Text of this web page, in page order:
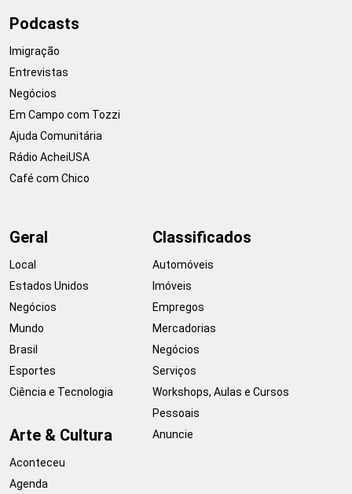
Podcasts
Imigração
Entrevistas
Negócios
Em Campo com Tozzi
Ajuda Comunitária
Rádio AcheiUSA
Café com Chico
Geral
Local
Estados Unidos
Negócios
Mundo
Brasil
Esportes
Ciência e Tecnologia
Arte & Cultura
Aconteceu
Agenda
Classificados
Automóveis
Imóveis
Empregos
Mercadorias
Negócios
Serviços
Workshops, Aulas e Cursos
Pessoais
Anuncie